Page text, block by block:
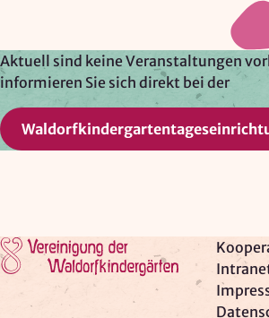
Aktuell sind keine Veranstaltungen
informieren Sie sich direkt bei der
Zur
Rechtsgrundlage: Art. 6 Abs. 1 lit. f
Drittlandübermittlung: möglich
OPTIONAL
Optionale Cookies(z. B. für
Mapbox